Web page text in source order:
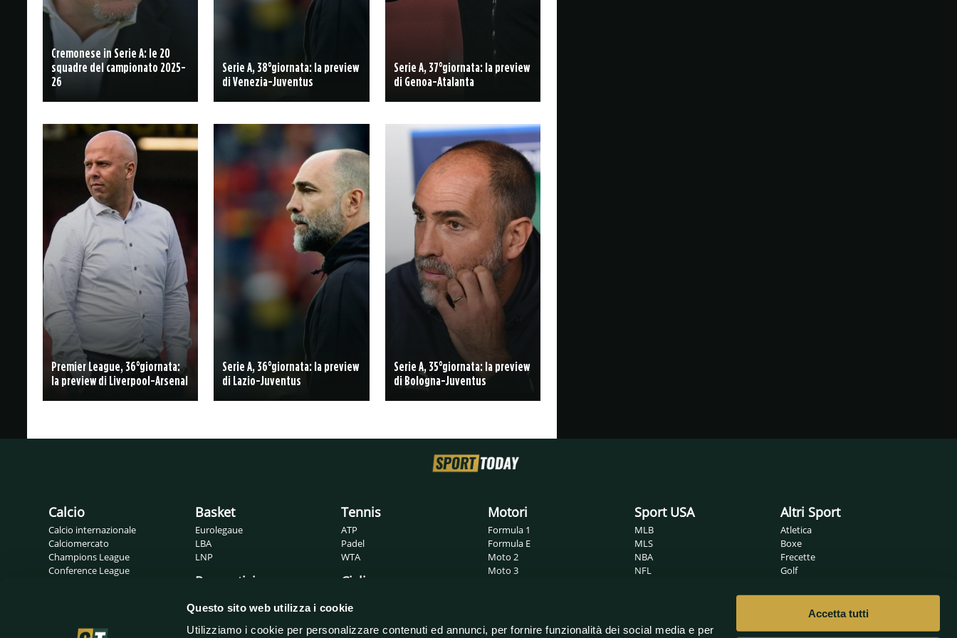
Questo sito web utilizza i cookie
Utilizziamo i cookie per personalizzare contenuti ed annunci, per fornire funzionalità dei social media e per
Accetta tutti
Cremonese in Serie A: le 20
squadre del campionato 2025-
26
Serie A, 38°giornata: la preview
di Venezia-Juventus
Serie A, 37°giornata: la preview
di Genoa-Atalanta
Premier League, 36°giornata:
la preview di Liverpool-Arsenal
Serie A, 36°giornata: la preview
di Lazio-Juventus
Serie A, 35°giornata: la preview
di Bologna-Juventus
Calcio
Calcio internazionale
Calciomercato
Champions League
Conference League
Basket
Eurolegaue
LBA
LNP
Pronostici
Gossip
Tennis
ATP
Padel
WTA
Ciclismo
Tour de France
Motori
Formula 1
Formula E
Moto 2
Moto 3
Sport USA
MLB
MLS
NBA
NFL
Altri Sport
Atletica
Boxe
Frecette
Golf
MMA